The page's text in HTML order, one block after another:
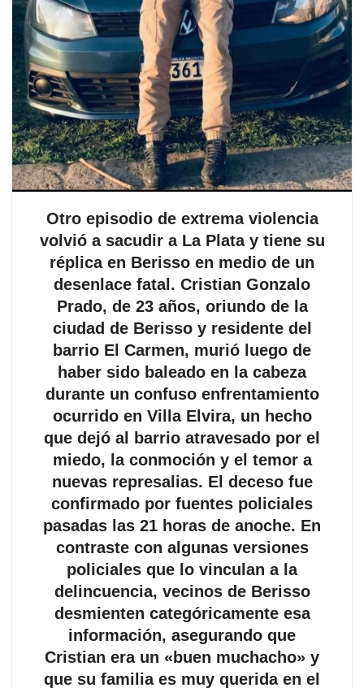
Otro episodio de extrema violencia
volvió a sacudir a La Plata y tiene su
réplica en Berisso en medio de un
desenlace fatal. Cristian Gonzalo
Prado, de 23 años, oriundo de la
ciudad de Berisso y residente del
barrio El Carmen, murió luego de
haber sido baleado en la cabeza
durante un confuso enfrentamiento
ocurrido en Villa Elvira, un hecho
que dejó al barrio atravesado por el
miedo, la conmoción y el temor a
nuevas represalias. El deceso fue
confirmado por fuentes policiales
pasadas las 21 horas de anoche. En
contraste con algunas versiones
policiales que lo vinculan a la
delincuencia, vecinos de Berisso
desmienten categóricamente esa
información, asegurando que
Cristian era un «buen muchacho» y
que su familia es muy querida en el